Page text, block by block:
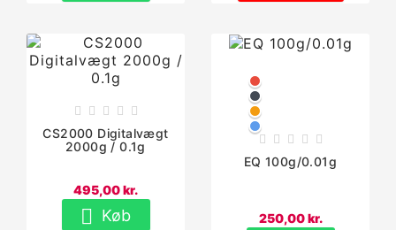
    
CS2000 Digitalvægt
2000g / 0.1g
495,00 kr.
 Køb
Rød
Sort
Orange
Blå
    
EQ 100g/0.01g
250,00 kr.